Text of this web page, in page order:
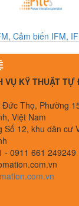
02-00 Bently
VỤ KỸ THUẬT
Thọ, Phường
Việt Nam
Số 12, khu dân cư
- 0911 661 249249